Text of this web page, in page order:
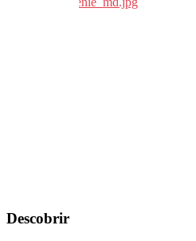
Descobrir